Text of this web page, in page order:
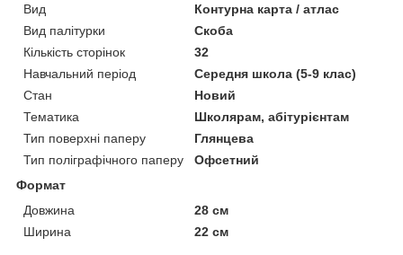
Вид
Контурна карта / атлас
Вид палітурки
Скоба
Кількість сторінок
32
Навчальний період
Середня школа (5-9 клас)
Стан
Новий
Тематика
Школярам, абітурієнтам
Тип поверхні паперу
Глянцева
Тип поліграфічного паперу
Офсетний
Формат
Довжина
28 см
Ширина
22 см